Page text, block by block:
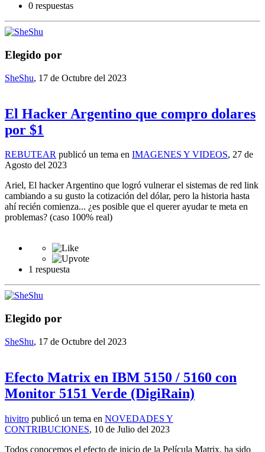
0 respuestas
Elegido por
SheShu, 17 de Octubre del 2023
El Hacker Argentino que compro dolares
por $1
REBUTEAR publicó un tema en IMAGENES Y VIDEOS, 27 de
Agosto del 2023
Ariel, El hacker Argentino que logró vulnerar el sistemas de red link
cambiando a su gusto la cotización del dólar, pero la historia hasta
ahí recién comienza... ¿es posible que el querer ayudar te meta en
problemas? (caso 100% real)
1 respuesta
Elegido por
SheShu, 17 de Octubre del 2023
Efecto Matrix en IBM 5150 / 5160 con
Monitor 5151 Verde (DigiRain)
hivitro publicó un tema en NOVEDADES Y
CONTRIBUCIONES, 10 de Julio del 2023
Todos conocemos el efecto de inicio de la Película Matrix, ha sido